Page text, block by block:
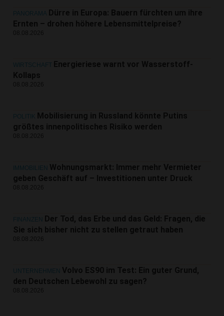
PANORAMA Dürre in Europa: Bauern fürchten um ihre
Ernten – drohen höhere Lebensmittelpreise?
08.08.2026
WIRTSCHAFT Energieriese warnt vor Wasserstoff-
Kollaps
08.08.2026
POLITIK Mobilisierung in Russland könnte Putins
größtes innenpolitisches Risiko werden
08.08.2026
IMMOBILIEN
Wohnungsmarkt: Immer mehr Vermieter
geben Geschäft auf – Investitionen unter Druck
08.08.2026
FINANZEN
Der Tod, das Erbe und das Geld: Fragen, die
Sie sich bisher nicht zu stellen getraut haben
08.08.2026
UNTERNEHMEN
Volvo ES90 im Test: Ein guter Grund,
den Deutschen Lebewohl zu sagen?
08.08.2026